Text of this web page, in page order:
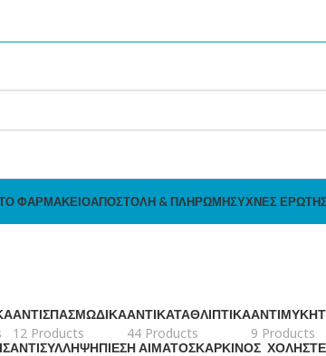
ΦΑΡΜΑΚΕΊΟΑΠΟΣΤΟΛΉ & ΠΛΗΡΩΜΉΣΥΧΝΈΣ
ΑΝΤΙΣΠΑΣΜΩΔΙΚΆ
12 Products
ΑΝΤΙΚΑΤΑΘΛΙΠΤΙΚΆ
44 Products 9 Products
ΑΝΤΙΣΎΛΛΗΨΗΠΊΕΣΗ ΑΊΜΑΤΟΣΚΑΡΚΊΝΟΣ